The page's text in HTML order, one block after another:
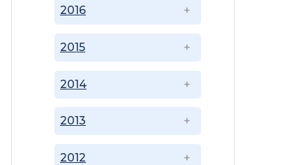
2012
2013
2014
2015
2016